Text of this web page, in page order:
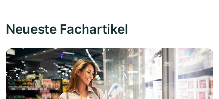
Neueste Fachartikel